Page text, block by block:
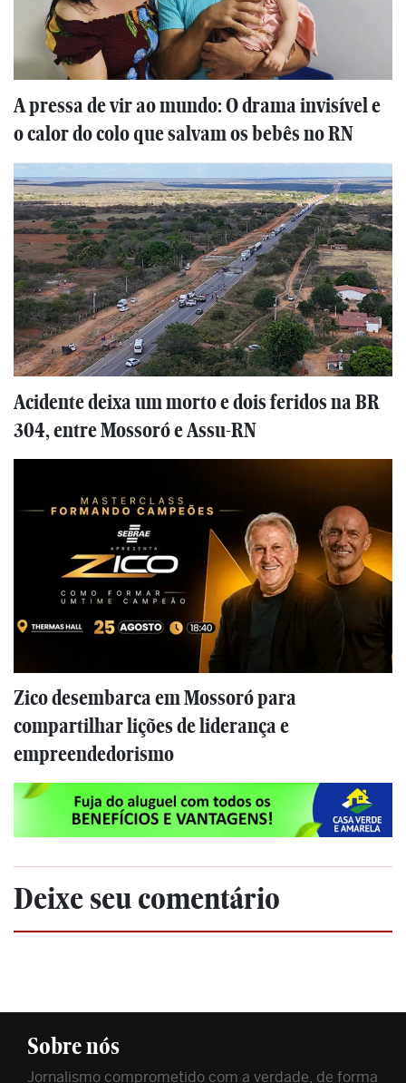
A pressa de vir ao mundo: O drama invisível e
o calor do colo que salvam os bebês no RN
Acidente deixa um morto e dois feridos na BR
304, entre Mossoró e Assu-RN
Zico desembarca em Mossoró para
compartilhar lições de liderança e
empreendedorismo
Deixe seu comentário
Sobre nós
Jornalismo comprometido com a verdade, de forma